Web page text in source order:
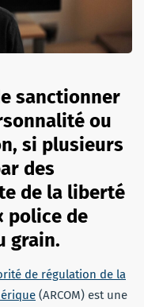
sanctionner
ou
si plusieurs
des
de la liberté
police de
grain.
de régulation de la
(ARCOM) est une